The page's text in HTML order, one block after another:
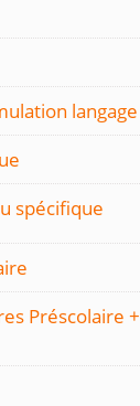
langage
spécifique
Préscolaire +